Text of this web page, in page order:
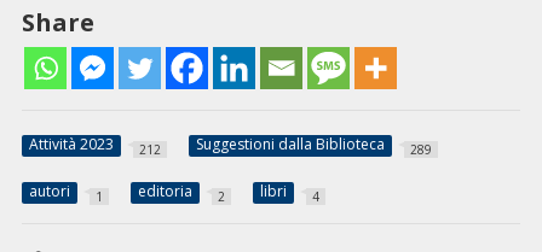
Share
Attività 2023 212 Suggestioni dalla Biblioteca 289
autori 1 editoria 2 libri 4